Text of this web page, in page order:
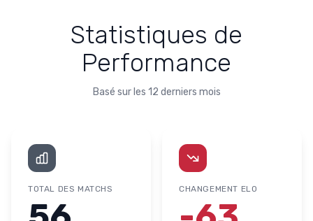
Statistiques de
Performance
Basé sur les 12 derniers mois
TOTAL DES MATCHS CHANGEMENT ELO